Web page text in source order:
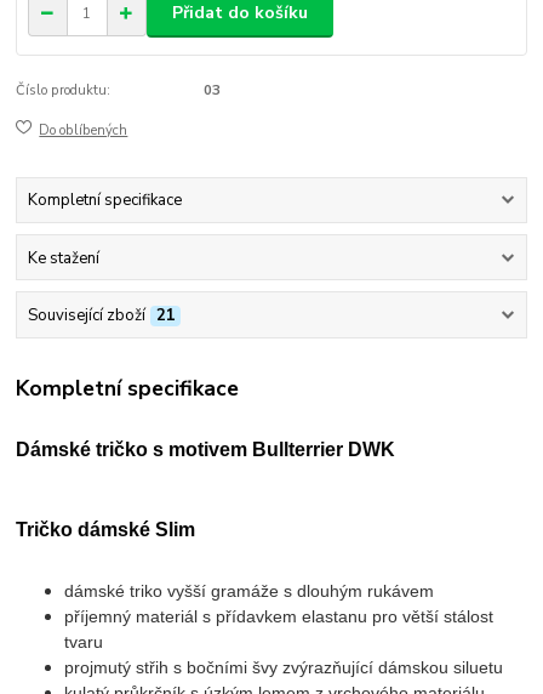
Přidat do košíku
Číslo produktu: 03
Do oblíbených
Kompletní specifikace
Ke stažení
Související zboží 21
Kompletní specifikace
Dámské tričko s motivem Bullterrier DWK
Tričko dámské Slim
dámské triko vyšší gramáže s dlouhým rukávem
příjemný materiál s přídavkem elastanu pro větší stálost
tvaru
projmutý střih s bočními švy zvýrazňující dámskou siluetu